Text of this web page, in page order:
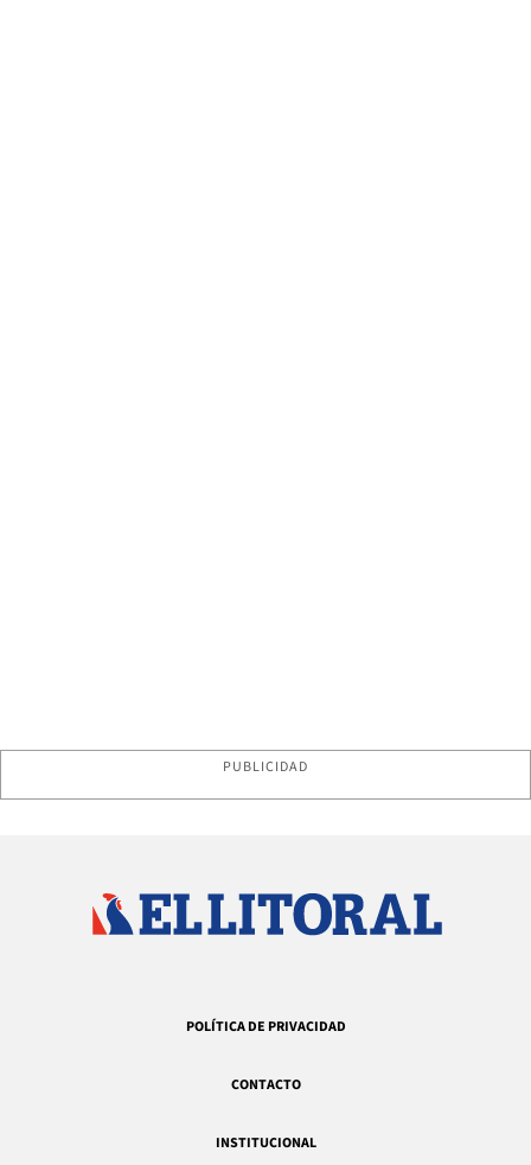
PUBLICIDAD
POLÍTICA DE PRIVACIDAD
CONTACTO
INSTITUCIONAL